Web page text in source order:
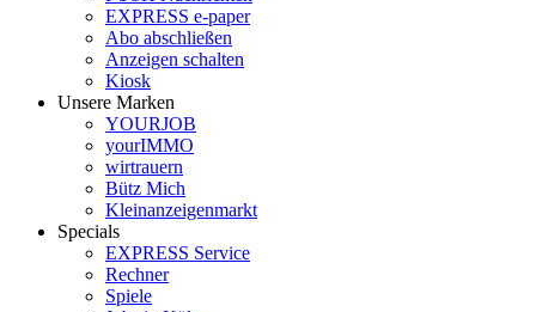
EXPRESS e-paper
Abo abschließen
Anzeigen schalten
Kiosk
Unsere Marken
YOURJOB
yourIMMO
wirtrauern
Bütz Mich
Kleinanzeigenmarkt
Specials
EXPRESS Service
Rechner
Spiele